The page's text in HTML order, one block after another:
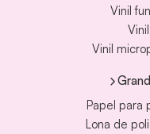
Vinil
Vinil
Papel para
Lona de